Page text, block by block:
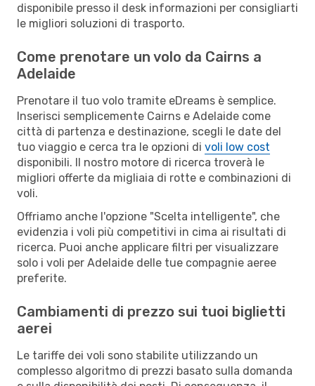
disponibile presso il desk informazioni per consigliarti
le migliori soluzioni di trasporto.
Come prenotare un volo da Cairns a
Adelaide
Prenotare il tuo volo tramite eDreams è semplice.
Inserisci semplicemente Cairns e Adelaide come
città di partenza e destinazione, scegli le date del
tuo viaggio e cerca tra le opzioni di voli low cost
disponibili. Il nostro motore di ricerca troverà le
migliori offerte da migliaia di rotte e combinazioni di
voli.
Offriamo anche l'opzione "Scelta intelligente", che
evidenzia i voli più competitivi in cima ai risultati di
ricerca. Puoi anche applicare filtri per visualizzare
solo i voli per Adelaide delle tue compagnie aeree
preferite.
Cambiamenti di prezzo sui tuoi biglietti
aerei
Le tariffe dei voli sono stabilite utilizzando un
complesso algoritmo di prezzi basato sulla domanda